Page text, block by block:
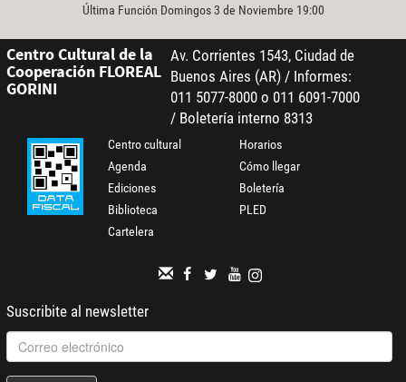
Última Función Domingos 3 de Noviembre 19:00
Centro Cultural de la
Cooperación FLOREAL
GORINI
Av. Corrientes 1543, Ciudad de
Buenos Aires (AR) / Informes:
011 5077-8000 o 011 6091-7000
/ Boletería interno 8313
Centro cultural
Agenda
Ediciones
Biblioteca
Cartelera
Horarios
Cómo llegar
Boletería
PLED
Suscribite al newsletter